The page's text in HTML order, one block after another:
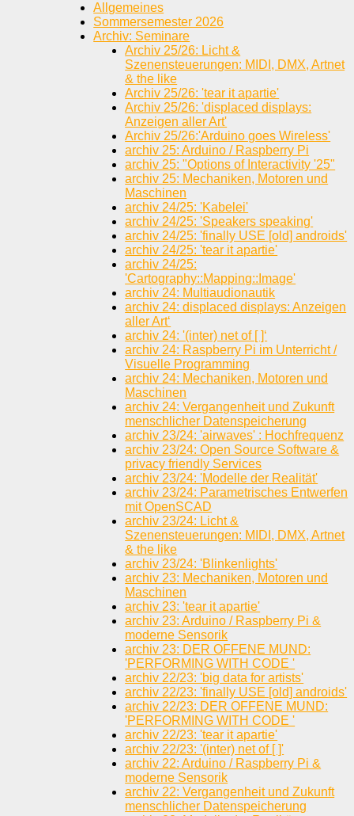
Allgemeines
Sommersemester 2026
Archiv: Seminare
Archiv 25/26: Licht &
Szenensteuerungen: MIDI, DMX, Artnet
& the like
Archiv 25/26: 'tear it apartie'
Archiv 25/26: 'displaced displays:
Anzeigen aller Art'
Archiv 25/26:'Arduino goes Wireless'
archiv 25: Arduino / Raspberry Pi
archiv 25: "Options of Interactivity '25"
archiv 25: Mechaniken, Motoren und
Maschinen
archiv 24/25: 'Kabelei'
archiv 24/25: 'Speakers speaking'
archiv 24/25: 'finally USE [old] androids'
archiv 24/25: 'tear it apartie'
archiv 24/25:
'Cartography::Mapping::Image'
archiv 24: Multiaudionautik
archiv 24: displaced displays: Anzeigen
aller Art‘
archiv 24: '(inter) net of [ ]‘
archiv 24: Raspberry Pi im Unterricht /
Visuelle Programming
archiv 24: Mechaniken, Motoren und
Maschinen
archiv 24: Vergangenheit und Zukunft
menschlicher Datenspeicherung
archiv 23/24: 'airwaves' : Hochfrequenz
archiv 23/24: Open Source Software &
privacy friendly Services
archiv 23/24: 'Modelle der Realität'
archiv 23/24: Parametrisches Entwerfen
mit OpenSCAD
archiv 23/24: Licht &
Szenensteuerungen: MIDI, DMX, Artnet
& the like
archiv 23/24: 'Blinkenlights'
archiv 23: Mechaniken, Motoren und
Maschinen
archiv 23: 'tear it apartie'
archiv 23: Arduino / Raspberry Pi &
moderne Sensorik
archiv 23: DER OFFENE MUND:
'PERFORMING WITH CODE '
archiv 22/23: 'big data for artists'
archiv 22/23: 'finally USE [old] androids'
archiv 22/23: DER OFFENE MUND:
'PERFORMING WITH CODE '
archiv 22/23: 'tear it apartie'
archiv 22/23: '(inter) net of [ ]'
archiv 22: Arduino / Raspberry Pi &
moderne Sensorik
archiv 22: Vergangenheit und Zukunft
menschlicher Datenspeicherung